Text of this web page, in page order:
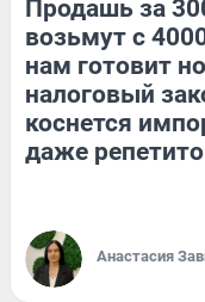
Продашь за
возьмут с
нам готовит
налоговый
коснется
даже
Анастасия